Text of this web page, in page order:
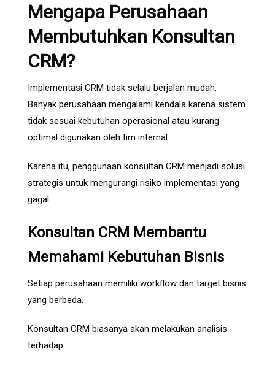
Mengapa Perusahaan
Membutuhkan Konsultan
CRM?
Implementasi CRM tidak selalu berjalan mudah.
Banyak perusahaan mengalami kendala karena sistem
tidak sesuai kebutuhan operasional atau kurang
optimal digunakan oleh tim internal.
Karena itu, penggunaan konsultan CRM menjadi solusi
strategis untuk mengurangi risiko implementasi yang
gagal.
Konsultan CRM Membantu
Memahami Kebutuhan Bisnis
Setiap perusahaan memiliki workflow dan target bisnis
yang berbeda.
Konsultan CRM biasanya akan melakukan analisis
terhadap: